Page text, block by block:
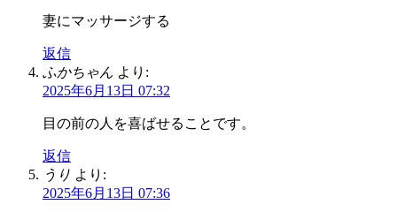
妻にマッサージする
返信
ふかちゃん より:
2025年6月13日 07:32
目の前の人を喜ばせることです。
返信
うり より:
2025年6月13日 07:36